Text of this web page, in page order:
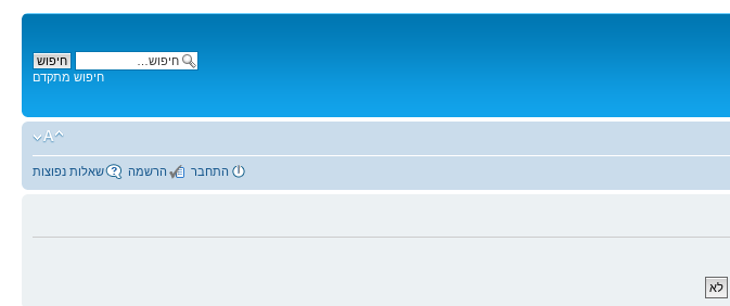
חיפוש מתקדם
שאלות נפוצות הרשמה התחבר